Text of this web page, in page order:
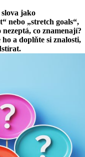
jako
nebo „stretch goals“,
nezeptá, co znamenají?
a doplňte si znalosti,